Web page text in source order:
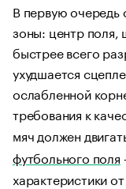
В первую очередь
зоны: центр
быстрее всего
ухудшается
ослабленной
требования к
мяч должен
футбольного поля
характеристики